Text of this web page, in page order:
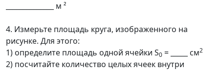
______________ м ²
4. Измерьте площадь круга, изображенного на
рисунке. Для этого:
1) определите площадь одной ячейки S0 = _____ см2
2) посчитайте количество целых ячеек внутри